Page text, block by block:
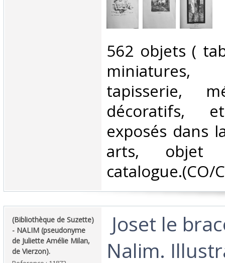
‎562 objets (
miniatures,
tapisserie,
décoratifs,
exposés dans
arts, objet
catalogue.(CO/
‎(Bibliothèque de Suzette)
- NALIM (pseudonyme
de Juliette Amélie Milan,
de Vierzon).‎
Joset le
Nalim.